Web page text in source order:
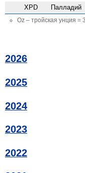
XPD Палладий
Oz – тройская унция =
2026
2025
2024
2023
2022